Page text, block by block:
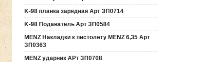
K-98 планка зарядная Арт ЗП0714
K-98 Подаватель Арт ЗП0584
MENZ Накладки к пистолету MENZ 6,35 Арт
ЗП0363
MENZ ударник АРт ЗП0708